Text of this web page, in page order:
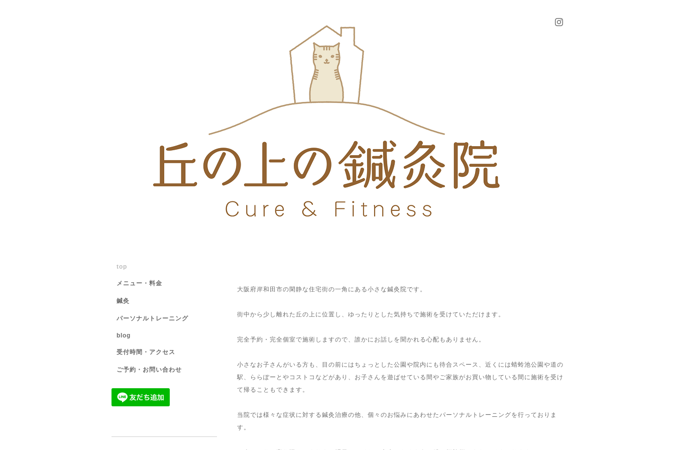
大阪府岸和田市の閑静な住宅街の一角にある小さな鍼灸院です。
街中から少し離れた丘の上に位置し、ゆったりとした気持ちで施術を受けていただけます。
完全予約・完全個室で施術しますので、誰かにお話しを聞かれる心配もありません。
小さなお子さんがいる方も、目の前にはちょっとした公園や院内にも待合スペース、近くには蜻蛉池公園や道の
駅、ららぽーとやコストコなどがあり、お子さんを遊ばせている間やご家族がお買い物している間に施術を受け
て帰ることもできます。
当院では様々な症状に対する鍼灸治療の他、個々のお悩みにあわせたパーソナルトレーニングを行っておりま
す。
top
メニュー・料金
鍼灸
パーソナルトレーニング
blog
受付時間・アクセス
ご予約・お問い合わせ